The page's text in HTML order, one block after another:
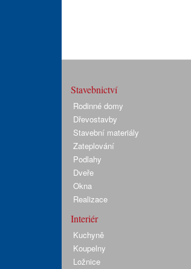
Stavebnictví
Rodinné domy
Dřevostavby
Stavební materiály
Zateplování
Podlahy
Dveře
Okna
Realizace
Interiér
Kuchyně
Koupelny
Ložnice